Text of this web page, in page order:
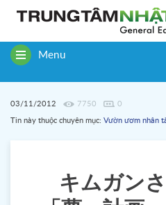
ToggleMenu
03/11/2012 7750 0
Tin này thuộc chuyên mục: Vườn ươm nhân
キムガン